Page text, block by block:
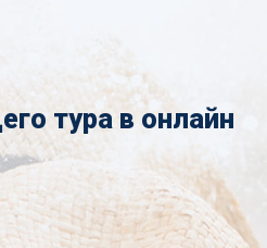
тура в онлайн